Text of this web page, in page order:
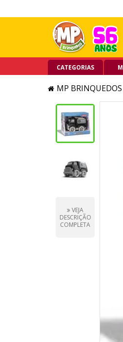
10X SEM JUROS
NO CARTÃO DE CRÉDITO
CATEGORIAS
MP BRINQUEDOS
VEJA
DESCRIÇÃO
COMPLETA